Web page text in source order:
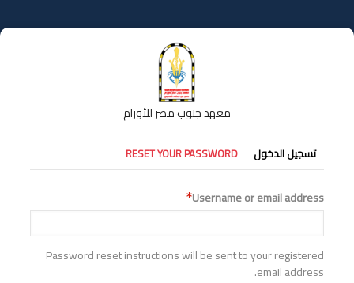
إلى
المحتوى
معهد جنوب مصر للأورام
التبويبات
الأساسية
تسجيل الدخول RESET YOUR PASSWORD
Username or email address
Password reset instructions will be sent to your registered
email address.